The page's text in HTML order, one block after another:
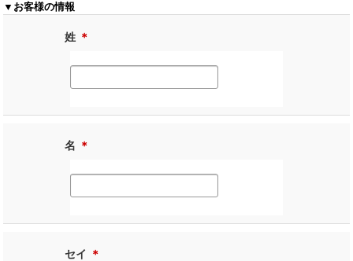
▼お客様の情報
姓 ＊
名 ＊
セイ ＊